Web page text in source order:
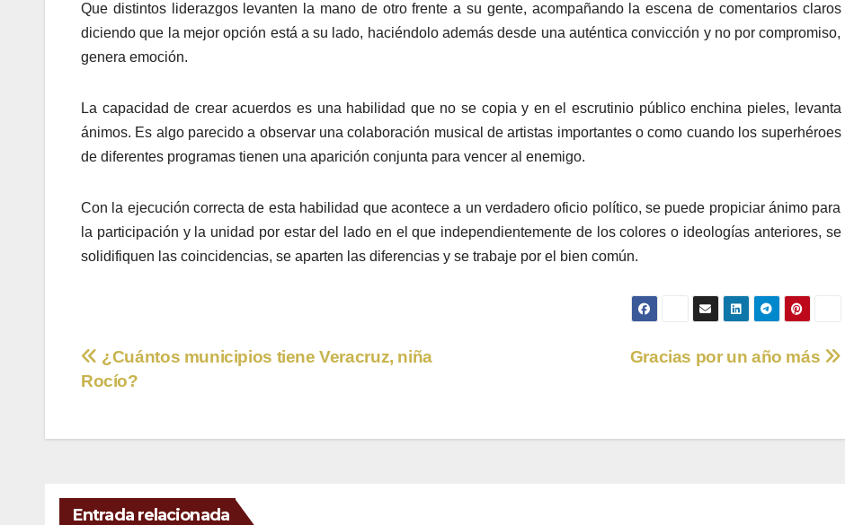
Que distintos liderazgos levanten la mano de otro frente a su gente, acompañando la escena de comentarios claros
diciendo que la mejor opción está a su lado, haciéndolo además desde una auténtica convicción y no por compromiso,
genera emoción.
La capacidad de crear acuerdos es una habilidad que no se copia y en el escrutinio público enchina pieles, levanta
ánimos. Es algo parecido a observar una colaboración musical de artistas importantes o como cuando los superhéroes
de diferentes programas tienen una aparición conjunta para vencer al enemigo.
Con la ejecución correcta de esta habilidad que acontece a un verdadero oficio político, se puede propiciar ánimo para
la participación y la unidad por estar del lado en el que independientemente de los colores o ideologías anteriores, se
solidifiquen las coincidencias, se aparten las diferencias y se trabaje por el bien común.
Navegación
entradas
Gracias por un año más
¿Cuántos municipios tiene Veracruz, niña
Rocío?
Entrada relacionada